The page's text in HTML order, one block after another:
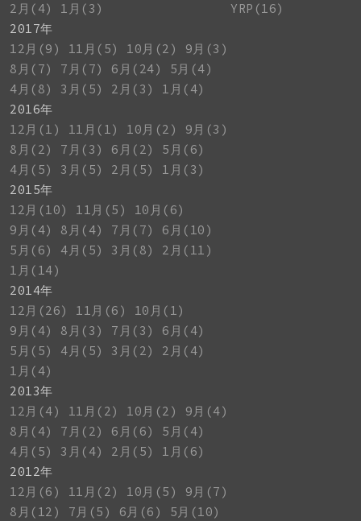
2月(4)
1月(3)
2017年
12月(9)
11月(5) 10月(2)
9月(3)
8月(7)
7月(7) 6月(24)
5月(4)
4月(8)
3月(5) 2月(3)
1月(4)
2016年
12月(1)
11月(1) 10月(2)
9月(3)
8月(2)
7月(3) 6月(2)
5月(6)
4月(5)
3月(5) 2月(5)
1月(3)
2015年
12月(10)
11月(5)
10月(6)
9月(4)
8月(4) 7月(7)
6月(10)
5月(6)
4月(5) 3月(8)
2月(11)
1月(14)
2014年
12月(26)
11月(6)
10月(1)
9月(4)
8月(3) 7月(3)
6月(4)
5月(5)
4月(5) 3月(2)
2月(4)
1月(4)
2013年
12月(4)
11月(2) 10月(2)
9月(4)
8月(4)
7月(2) 6月(6)
5月(4)
4月(5)
3月(4) 2月(5)
1月(6)
2012年
12月(6)
11月(2) 10月(5)
9月(7)
8月(12)
7月(5) 6月(6)
5月(10)
YRP(16)